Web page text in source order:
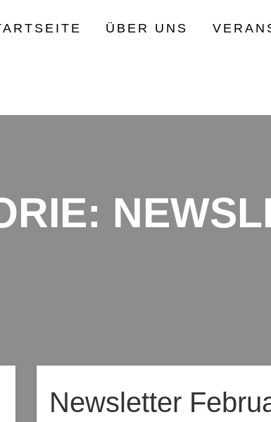
ÜBER UNS
Newsletter